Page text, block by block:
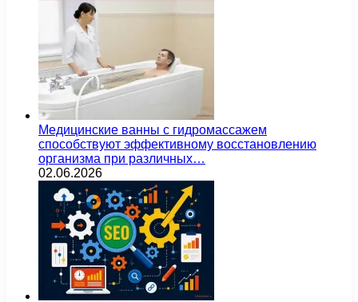
Медицинские ванны с гидромассажем
способствуют эффективному восстановлению
организма при различных…
02.06.2026